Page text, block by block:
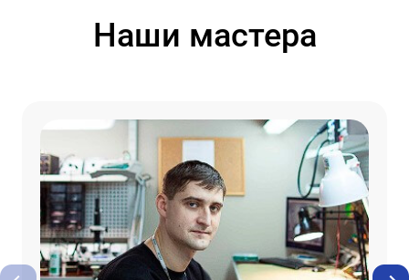
Наши мастера